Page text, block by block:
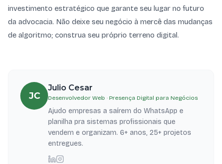
investimento estratégico que garante seu lugar no futuro
da advocacia. Não deixe seu negócio à mercê das mudanças
de algoritmo; construa seu próprio terreno digital.
JC
Julio Cesar
Desenvolvedor Web · Presença Digital para Negócios
Ajudo empresas a saírem do WhatsApp e
planilha pra sistemas profissionais que
vendem e organizam. 6+ anos, 25+ projetos
entregues.